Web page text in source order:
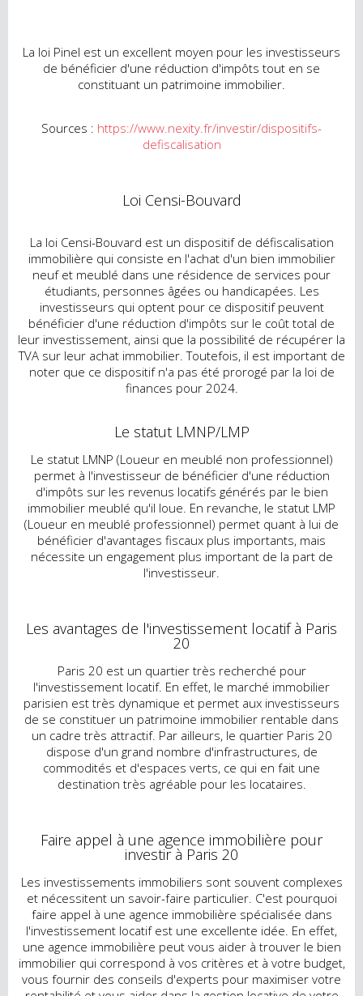
La loi Pinel est un excellent moyen pour les investisseurs
de bénéficier d'une réduction d'impôts tout en se
constituant un patrimoine immobilier.
Sources : https://www.nexity.fr/investir/dispositifs-
defiscalisation
Loi Censi-Bouvard
La loi Censi-Bouvard est un dispositif de défiscalisation
immobilière qui consiste en l'achat d'un bien immobilier
neuf et meublé dans une résidence de services pour
étudiants, personnes âgées ou handicapées. Les
investisseurs qui optent pour ce dispositif peuvent
bénéficier d'une réduction d'impôts sur le coût total de
leur investissement, ainsi que la possibilité de récupérer la
TVA sur leur achat immobilier. Toutefois, il est important de
noter que ce dispositif n'a pas été prorogé par la loi de
finances pour 2024.
Le statut LMNP/LMP
Le statut LMNP (Loueur en meublé non professionnel)
permet à l'investisseur de bénéficier d'une réduction
d'impôts sur les revenus locatifs générés par le bien
immobilier meublé qu'il loue. En revanche, le statut LMP
(Loueur en meublé professionnel) permet quant à lui de
bénéficier d'avantages fiscaux plus importants, mais
nécessite un engagement plus important de la part de
l'investisseur.
Les avantages de l'investissement locatif à Paris
20
Paris 20 est un quartier très recherché pour
l'investissement locatif. En effet, le marché immobilier
parisien est très dynamique et permet aux investisseurs
de se constituer un patrimoine immobilier rentable dans
un cadre très attractif. Par ailleurs, le quartier Paris 20
dispose d'un grand nombre d'infrastructures, de
commodités et d'espaces verts, ce qui en fait une
destination très agréable pour les locataires.
Faire appel à une agence immobilière pour
investir à Paris 20
Les investissements immobiliers sont souvent complexes
et nécessitent un savoir-faire particulier. C'est pourquoi
faire appel à une agence immobilière spécialisée dans
l'investissement locatif est une excellente idée. En effet,
une agence immobilière peut vous aider à trouver le bien
immobilier qui correspond à vos critères et à votre budget,
vous fournir des conseils d'experts pour maximiser votre